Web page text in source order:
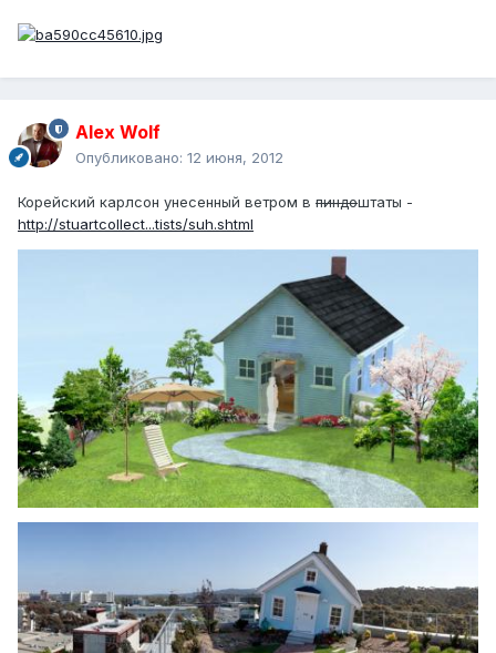
Alex Wolf
Опубликовано: 12 июня, 2012
Корейский карлсон унесенный ветром в пиндоштаты -
http://stuartcollect...tists/suh.shtml